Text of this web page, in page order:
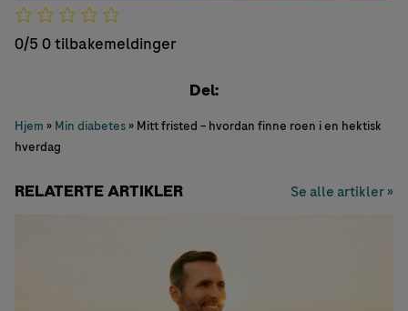
0/5 0 tilbakemeldinger
Del:
Hjem » Min diabetes» Mitt fristed – hvordan finne roen i en hektisk
hverdag
RELATERTE ARTIKLER Se alle artikler »